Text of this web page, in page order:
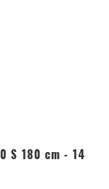
S 180 cm - 14